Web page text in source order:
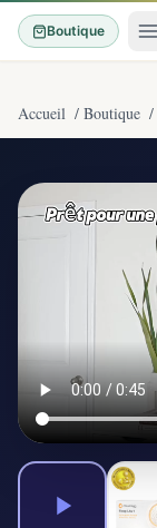
Boutique
Accueil / Boutique /